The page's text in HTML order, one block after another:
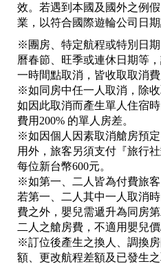
效。若遇到本國及國外之例
業，以符合國際遊輪公司日期
※團房、特定航程或特別日
曆春節、旺季或連休日期等
一時間點取消，皆收取取消費
※如同房中任一人取消，除收
如因此取消而產生單人住宿
費用200% 的單人房差。
※如因個人因素取消艙房預
用外，旅客另須支付『旅行
每位新台幣600元。
※如第一、二人皆為付費旅客
若第一、二人其中一人取消
費之外，嬰兒需遞升為同房
二人之艙房費，不適用嬰兒價
※訂位後產生之換人、調換
額、更改航程差額及已發生